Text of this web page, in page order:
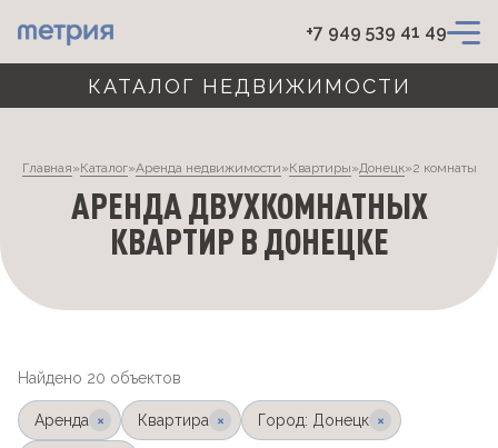
+7 949 539 41 49
КАТАЛОГ НЕДВИЖИМОСТИ
Главная»Каталог»Аренда недвижимости»Квартиры»Донецк»2 комнаты
АРЕНДА ДВУХКОМНАТНЫХ
КВАРТИР В ДОНЕЦКЕ
Найдено 20 объектов
Аренда × Квартира × Город: Донецк ×